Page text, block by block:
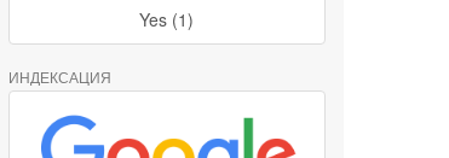
Yes (1)
ИНДЕКСАЦИЯ